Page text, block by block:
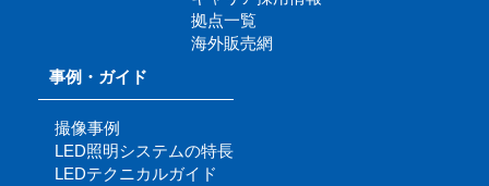
拠点一覧
海外販売網
事例・ガイド
撮像事例
LED照明システムの特長
LEDテクニカルガイド